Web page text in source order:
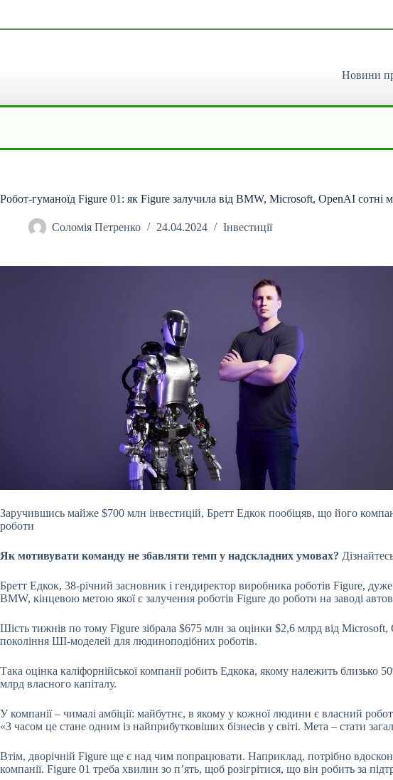
вмісту
Новини
Робот-гуманоїд Figure 01: як Figure залучила від BMW, Microsoft, OpenAI сотні
Соломія Петренко 24.04.2024 Інвестиції
Заручившись майже $700 млн інвестицій, Бретт Едкок пообіцяв, що його
роботи
Як мотивувати команду не збавляти темп у надскладних умовах?
Бретт Едкок, 38-річний засновник і гендиректор виробника роботів Figure,
BMW, кінцевою метою якої є залучення роботів Figure до роботи на заводі
Шість тижнів по тому Figure зібрала $675 млн за оцінки $2,6 млрд від
покоління ШІ-моделей для людиноподібних роботів.
Така оцінка каліфорнійської компанії робить Едкока, якому належить близько
млрд власного капіталу.
У компанії – чималі амбіції: майбутнє, в якому у кожної людини є власний
«З часом це стане одним із найприбутковіших бізнесів у світі. Мета – стати
Втім, дворічній Figure ще є над чим попрацювати. Наприклад, потрібно
компанії. Figure 01 треба хвилин зо пʼять, щоб розігрітися, що він робить за